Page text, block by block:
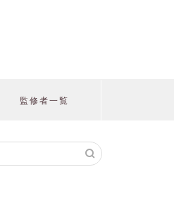
監修者一覧